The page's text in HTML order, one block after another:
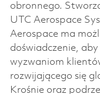
obronnego.
UTC Aerospace
Aerospace ma
doświadczenie,
wyzwaniom
rozwijającego się
Krośnie oraz